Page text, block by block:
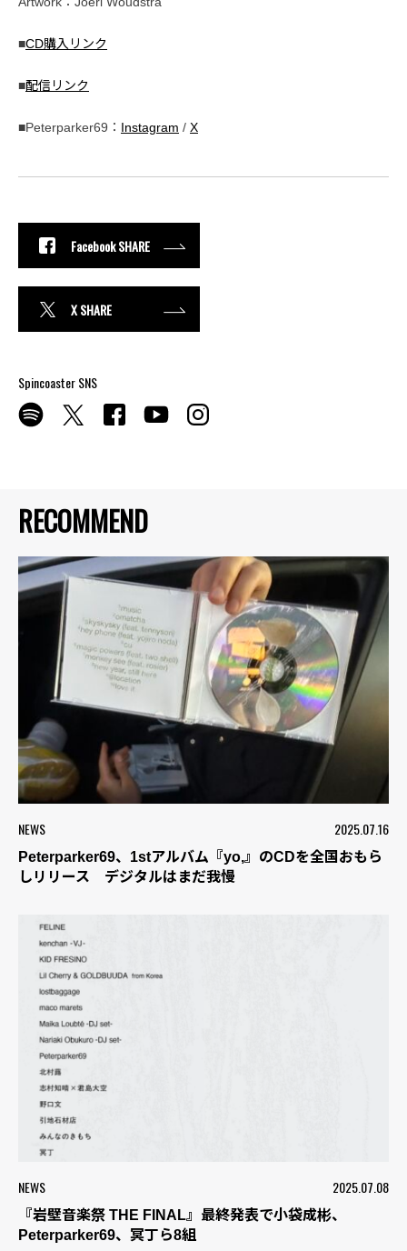
RECOMMEND
NEWS 2025.07.16
Peterparker69、1stアルバム『yo,』のCDを全国おもら
しリリース デジタルはまだ我慢
NEWS 2025.07.08
『岩壁音楽祭 THE FINAL』最終発表で小袋成彬、
Peterparker69、冥丁ら8組
■CD購入リンク
■配信リンク
■Peterparker69： Instagram / X
Facebook SHARE
X SHARE
Spincoaster SNS